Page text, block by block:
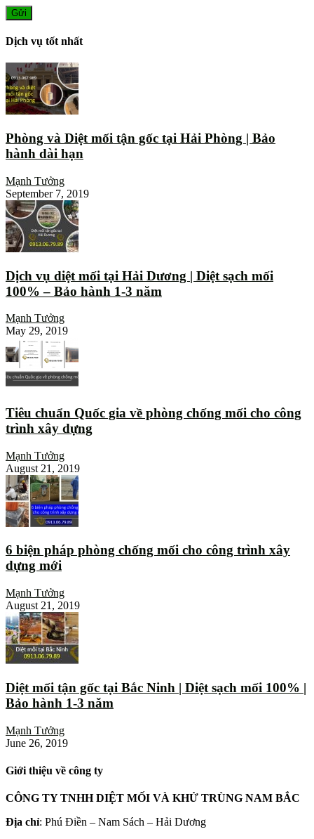
Dịch vụ tốt nhất
Phòng và Diệt mối tận gốc tại Hải Phòng | Bảo
hành dài hạn
Mạnh Tưởng
September 7, 2019
Dịch vụ diệt mối tại Hải Dương | Diệt sạch mối
100% – Bảo hành 1-3 năm
Mạnh Tưởng
May 29, 2019
Tiêu chuẩn Quốc gia về phòng chống mối cho công
trình xây dựng
Mạnh Tưởng
August 21, 2019
6 biện pháp phòng chống mối cho công trình xây
dựng mới
Mạnh Tưởng
August 21, 2019
Diệt mối tận gốc tại Bắc Ninh | Diệt sạch mối 100% |
Bảo hành 1-3 năm
Mạnh Tưởng
June 26, 2019
Giới thiệu về công ty
CÔNG TY TNHH DIỆT MỐI VÀ KHỬ TRÙNG NAM BẮC
Địa chỉ: Phú Điền – Nam Sách – Hải Dương